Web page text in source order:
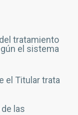
tratamiento
el sistema
el Titular trata
las